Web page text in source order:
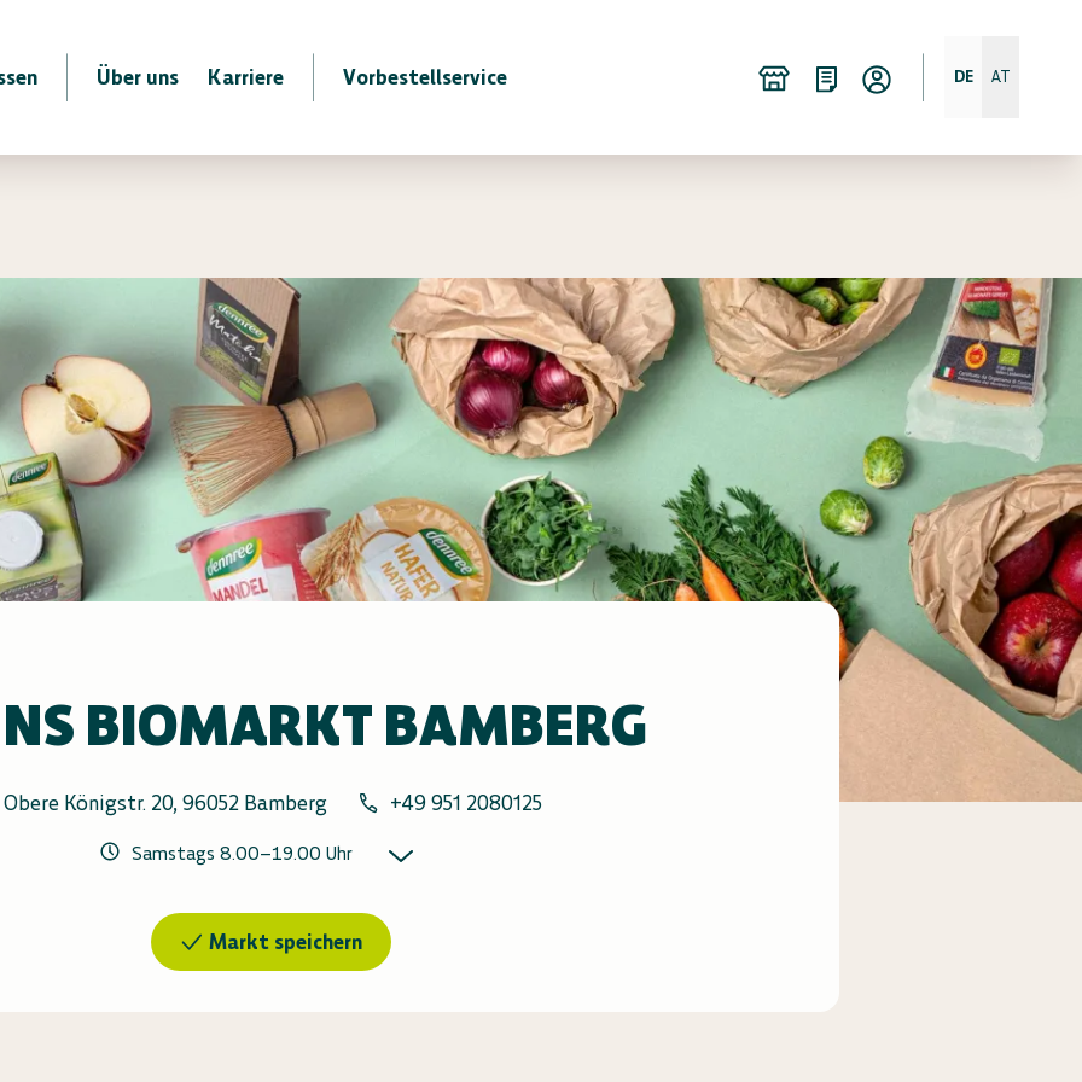
Über uns Karriere Vorbestellservice DE AT
BIOMARKT BAMBERG
Obere Königstr. 20, 96052 Bamberg +49 951 2080125
Samstags 8.00–19.00 Uhr
Markt speichern